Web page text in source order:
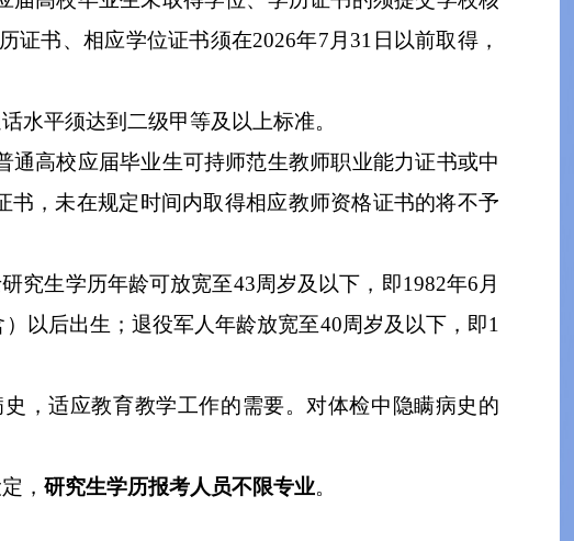
证书、相应学位证书须在2026年7 月 31 日以前取得 ，
水平须达到二级甲等及以上标准。
通高校应届毕业生可持师范生教师职业能力证书或中
书 ， 未在规定时间内取得相应教师资格证书的将不予
究生学历年龄可放宽至43周岁及以下，即1982年6 月
）以后出生； 退役军人年龄放宽至40周岁及以下，即1
，适应教育教学工作的需要。对体检中隐瞒病史的
，研究生学历报考人员不限专业。